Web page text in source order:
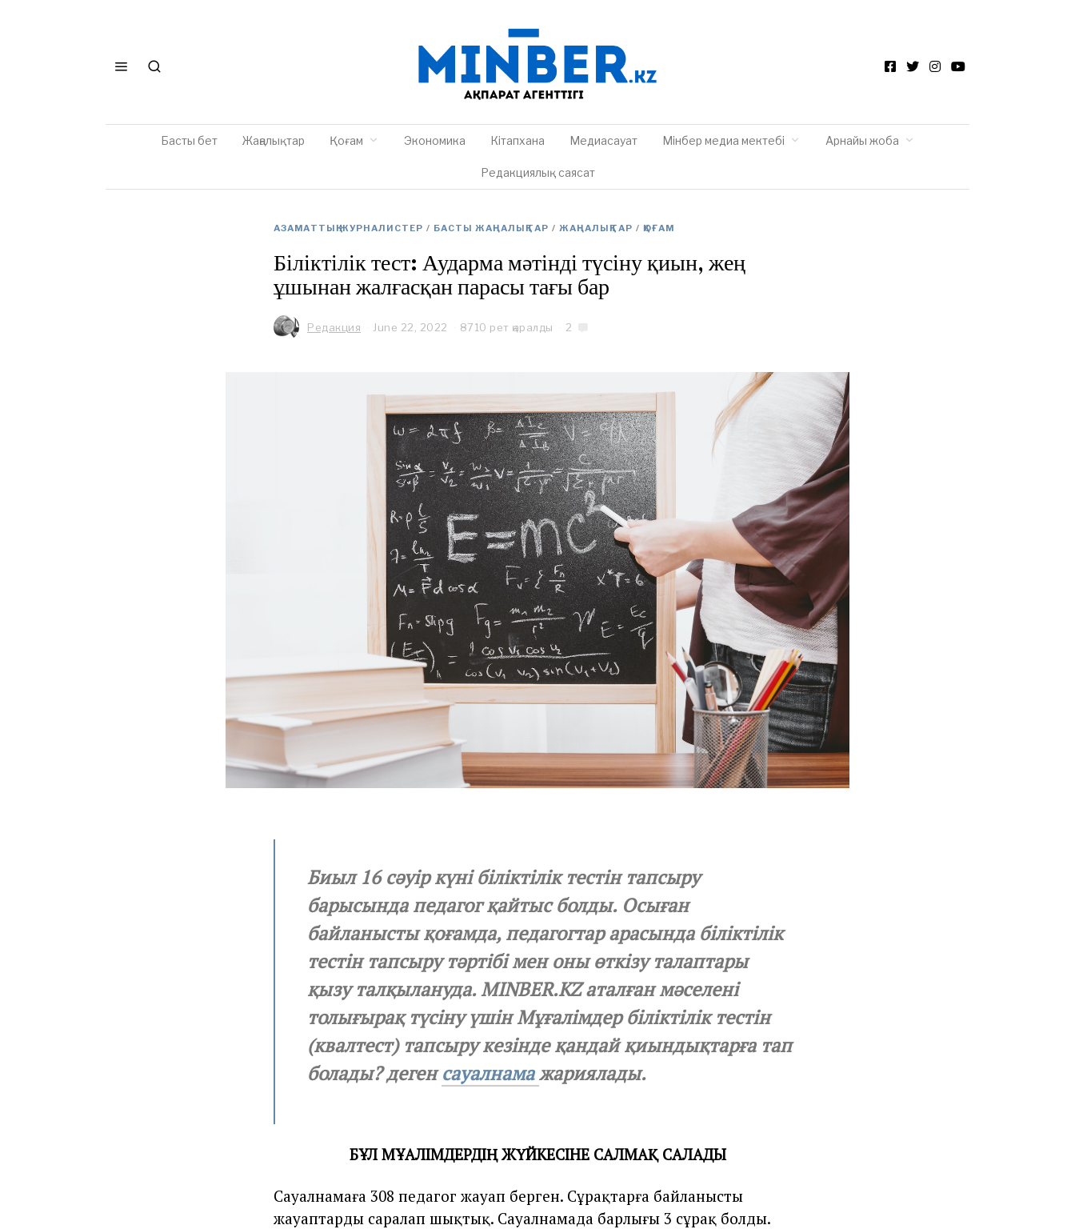
Басты бет Жаңалықтар Қоғам Экономика Кітапхана Медиасауат Мінбер медиа мектебі Арнайы жоба
Редакциялық саясат
АЗАМАТТЫҚ ЖУРНАЛИСТЕР / БАСТЫ ЖАҢАЛЫҚТАР / ЖАҢАЛЫҚТАР / ҚОҒАМ
Біліктілік тест: Аударма мәтінді түсіну қиын, жең
ұшынан жалғасқан парасы тағы бар
Редакция June 22, 2022
,
2
0
2
2
8710 рет қаралды 2
Биыл 16 сәуір күні біліктілік тестін тапсыру
барысында педагог қайтыс болды. Осыған
байланысты қоғамда, педагогтар арасында біліктілік
тестін тапсыру тәртібі мен оны өткізу талаптары
қызу талқылануда. MINBER.KZ аталған мәселені
толығырақ түсіну үшін Мұғалімдер біліктілік тестін
(квалтест) тапсыру кезінде қандай қиындықтарға тап
болады? дегенсауалнамажариялады.
БҰЛ МҰҒАЛІМДЕРДІҢ ЖҮЙКЕСІНЕ САЛМАҚ САЛАДЫ
Сауалнамаға 308 педагог жауап берген. Сұрақтарға байланысты
жауаптарды саралап шықтық. Сауалнамада барлығы 3 сұрақ болды.